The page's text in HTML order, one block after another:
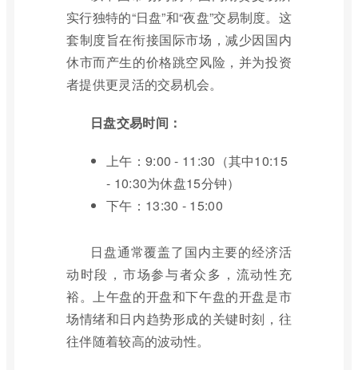
实行独特的“日盘”和“夜盘”交易制度。这
套制度旨在衔接国际市场，减少因国内
休市而产生的价格跳空风险，并为投资
者提供更灵活的交易机会。
日盘交易时间：
上午：9:00 - 11:30（其中10:15
- 10:30为休盘15分钟）
下午：13:30 - 15:00
日盘通常覆盖了国内主要的经济活
动时段，市场参与者众多，流动性充
裕。上午盘的开盘和下午盘的开盘是市
场情绪和日内趋势形成的关键时刻，往
往伴随着较高的波动性。